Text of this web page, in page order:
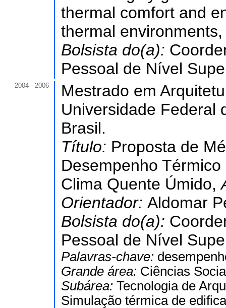
thermal comfort and
thermal
Bolsista do(a):
Pessoal de Nível
2004 - 2006
Mestrado em
Universidade Federal
Brasil.
Título: Proposta de
Desempenho
Clima Quente Úmido,
Orientador: Aldomar
Bolsista do(a):
Pessoal de Nível
Palavras-chave:
Grande área: Ciências
Subárea: Tecnologia de
Simulação térmica de